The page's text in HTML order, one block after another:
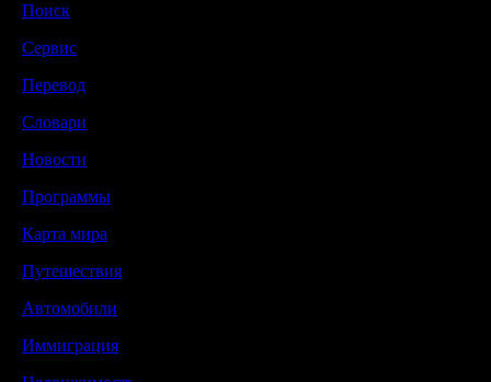
Поиск
Сервис
Перевод
Словари
Новости
Программы
Карта мира
Путешествия
Автомобили
Иммиграция